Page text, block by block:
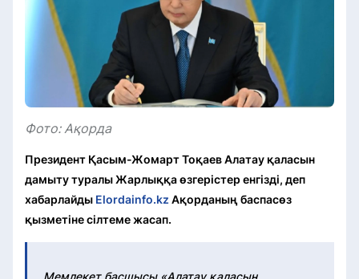
Фото: Ақорда
Президент Қасым-Жомарт Тоқаев Алатау қаласын
дамыту туралы Жарлыққа өзгерістер енгізді, деп
хабарлайды Elordainfo.kz Ақорданың баспасөз
қызметіне сілтеме жасап.
Мемлекет басшысы «Алатау қаласын